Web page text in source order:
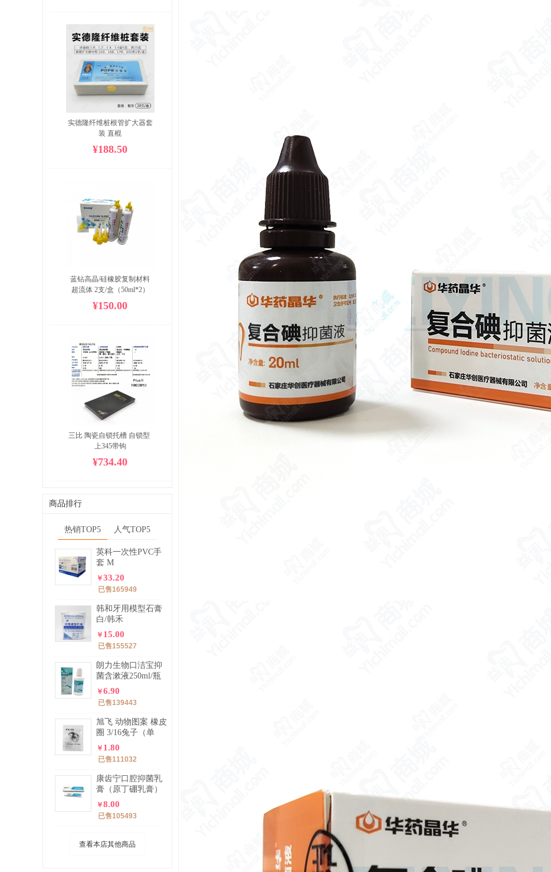
实德隆纤维桩根管扩大器套
装 直棍
¥188.50
蓝钻高晶/硅橡胶复制材料
超流体 2支/盒（50ml*2）
¥150.00
三比 陶瓷自锁托槽 自锁型
上345带钩
¥734.40
商品排行
热销TOP5 人气TOP5
英科一次性PVC手
套 M
￥33.20
已售165949
韩和牙用模型石膏
白/韩禾
￥ 15.00
已售155527
朗力生物口洁宝抑
菌含漱液250ml/瓶
（口洁宝）
￥6.90
已售139443
旭飞 动物图案 橡皮
圈 3/16兔子（单
包）
￥ 1.80
已售111032
康齿宁口腔抑菌乳
膏（原丁硼乳膏）
70g/支
￥8.00
已售105493
查看本店其他商品